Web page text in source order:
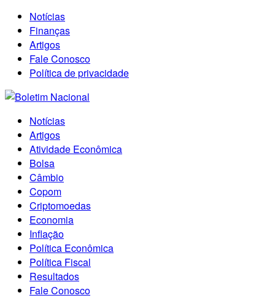
Notícias
Finanças
Artigos
Fale Conosco
Política de privacidade
Notícias
Artigos
Atividade Econômica
Bolsa
Câmbio
Copom
Criptomoedas
Economia
Inflação
Política Econômica
Política Fiscal
Resultados
Fale Conosco